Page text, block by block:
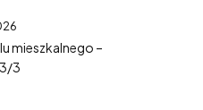
mieszkalnego –
3